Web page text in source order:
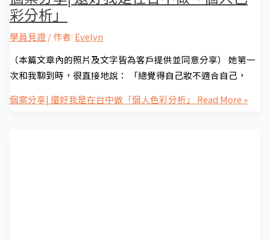
彩分析」
學員見證/ 作者: Evelyn
（本篇文章內的照片及文字皆為客戶提供並同意分享） 她第一
次和我聊到時，很直接地說： 「總覺得自己妝不適合自己，
個案分享| 還好我是在台中做「個人色彩分析」
Read More »